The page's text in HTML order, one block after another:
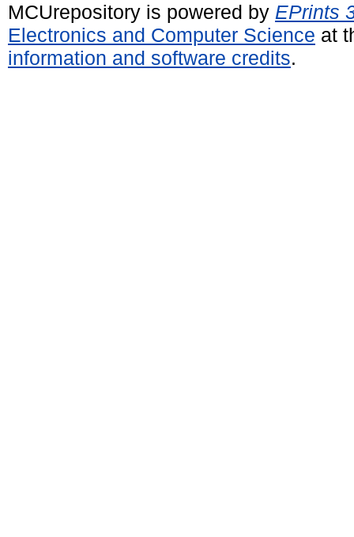
MCUrepository is powered by EPrints
Electronics and Computer Science at
information and software credits.